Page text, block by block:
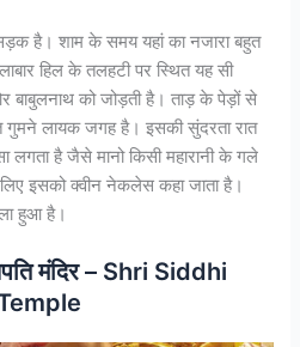
सड़क है। शाम के समय यहां का नजारा बहुत
हिल के तलहटी पर स्थित यह सी
को जोड़ती है। ताड़ के पेड़ों से
गुमने लायक जगह है। इसकी सुंदरता रात
है जैसे मानो किसी महारानी के गले
इसको क्वीन नेकलेस कहा जाता है।
हुआ है।
मंदिर – Shri Siddhi